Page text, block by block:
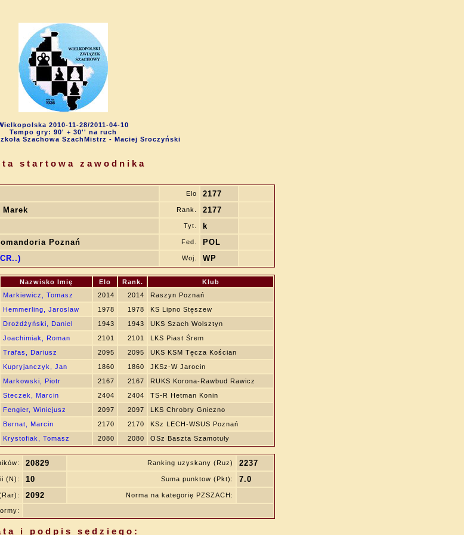
2010-11-28/2011-04-10
Tempo gry: 90' + 30'' na ruch
Szachowa SzachMistrz - Maciej Sroczyński
startowa zawodnika
Elo 2177
Marek Rank. 2177
Tyt. k
Poznań Fed. POL
Woj. WP
Nazwisko Imię Elo Rank.
Klub
Markiewicz, Tomasz 2014 2014
Raszyn Poznań
Hemmerling, Jaroslaw 1978 1978
KS Lipno Stęszew
Drożdżyński, Daniel 1943 1943
UKS Szach Wolsztyn
Joachimiak, Roman 2101 2101
LKS Piast Śrem
Trafas, Dariusz 2095 2095
UKS KSM Tęcza Kościan
Kupryjanczyk, Jan 1860 1860
JKSz-W Jarocin
Markowski, Piotr 2167 2167
RUKS Korona-Rawbud Rawicz
Steczek, Marcin 2404 2404
TS-R Hetman Konin
Fengier, Winicjusz 2097 2097
LKS Chrobry Gniezno
Bernat, Marcin 2170 2170
KSz LECH-WSUS Poznań
Krystofiak, Tomasz 2080 2080 OSz Baszta Szamotuły
20829 Ranking uzyskany (Ruz) 2237
(N): 10 Suma punktow (Pkt): 7.0
2092 Norma na kategorię PZSZACH:
i podpis sędziego: